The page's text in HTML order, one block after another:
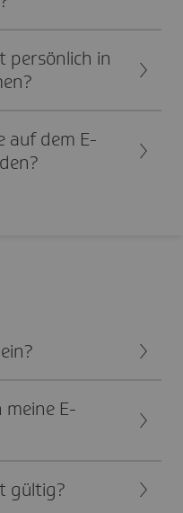
persön­lich in
auf dem E-
meine E-
gültig?